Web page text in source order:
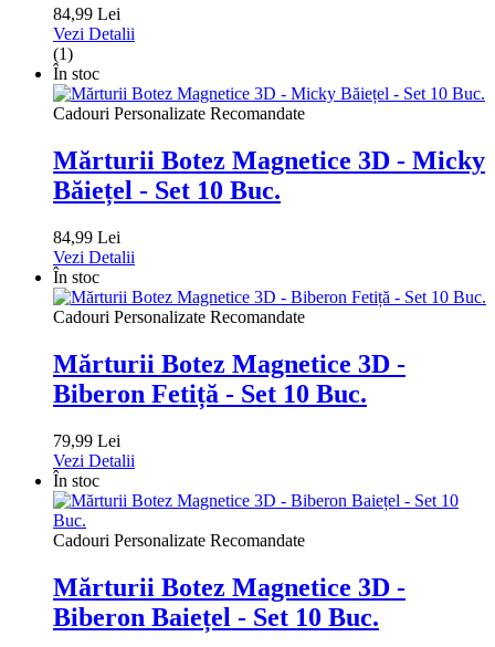
84,99 Lei
Vezi Detalii
(1)
În stoc
Cadouri Personalizate Recomandate
Mărturii Botez Magnetice 3D - Micky
Băiețel - Set 10 Buc.
84,99 Lei
Vezi Detalii
În stoc
Cadouri Personalizate Recomandate
Mărturii Botez Magnetice 3D -
Biberon Fetiță - Set 10 Buc.
79,99 Lei
Vezi Detalii
În stoc
Cadouri Personalizate Recomandate
Mărturii Botez Magnetice 3D -
Biberon Baiețel - Set 10 Buc.